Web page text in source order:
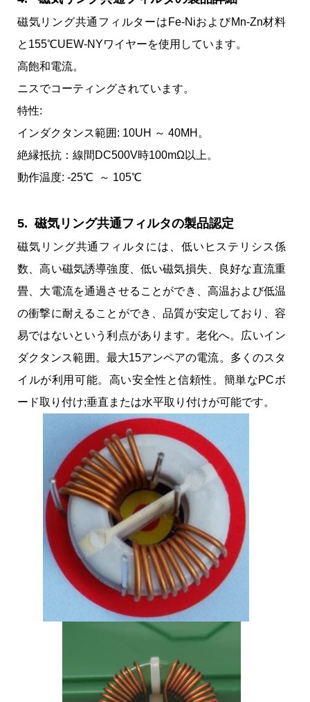
磁気リング共通フィルターはFe-NiおよびMn-Zn材料
と155℃UEW-NYワイヤーを使用しています。
高飽和電流。
ニスでコーティングされています。
特性:
インダクタンス範囲: 10UH ～ 40MH。
絶縁抵抗：線間DC500V時100mΩ以上。
動作温度: -25℃ ～ 105℃
5. 磁気リング共通フィルタの製品認定
磁気リング共通フィルタには、低いヒステリシス係
数、高い磁気誘導強度、低い磁気損失、良好な直流重
畳、大電流を通過させることができ、高温および低温
の衝撃に耐えることができ、品質が安定しており、容
易ではないという利点があります。老化へ。広いイン
ダクタンス範囲。最大15アンペアの電流。多くのスタ
イルが利用可能。高い安全性と信頼性。簡単なPCボ
ード取り付け;垂直または水平取り付けが可能です。